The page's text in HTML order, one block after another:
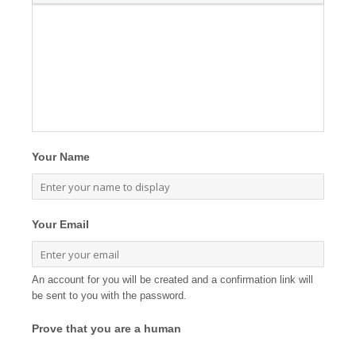
Your Name
Your Email
An account for you will be created and a confirmation link will
be sent to you with the password.
Prove that you are a human